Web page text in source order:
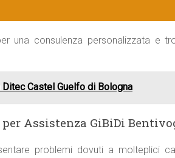
una consulenza personalizzata e
Castel Guelfo di Bologna
Assistenza GiBiDi
problemi dovuti a molteplici